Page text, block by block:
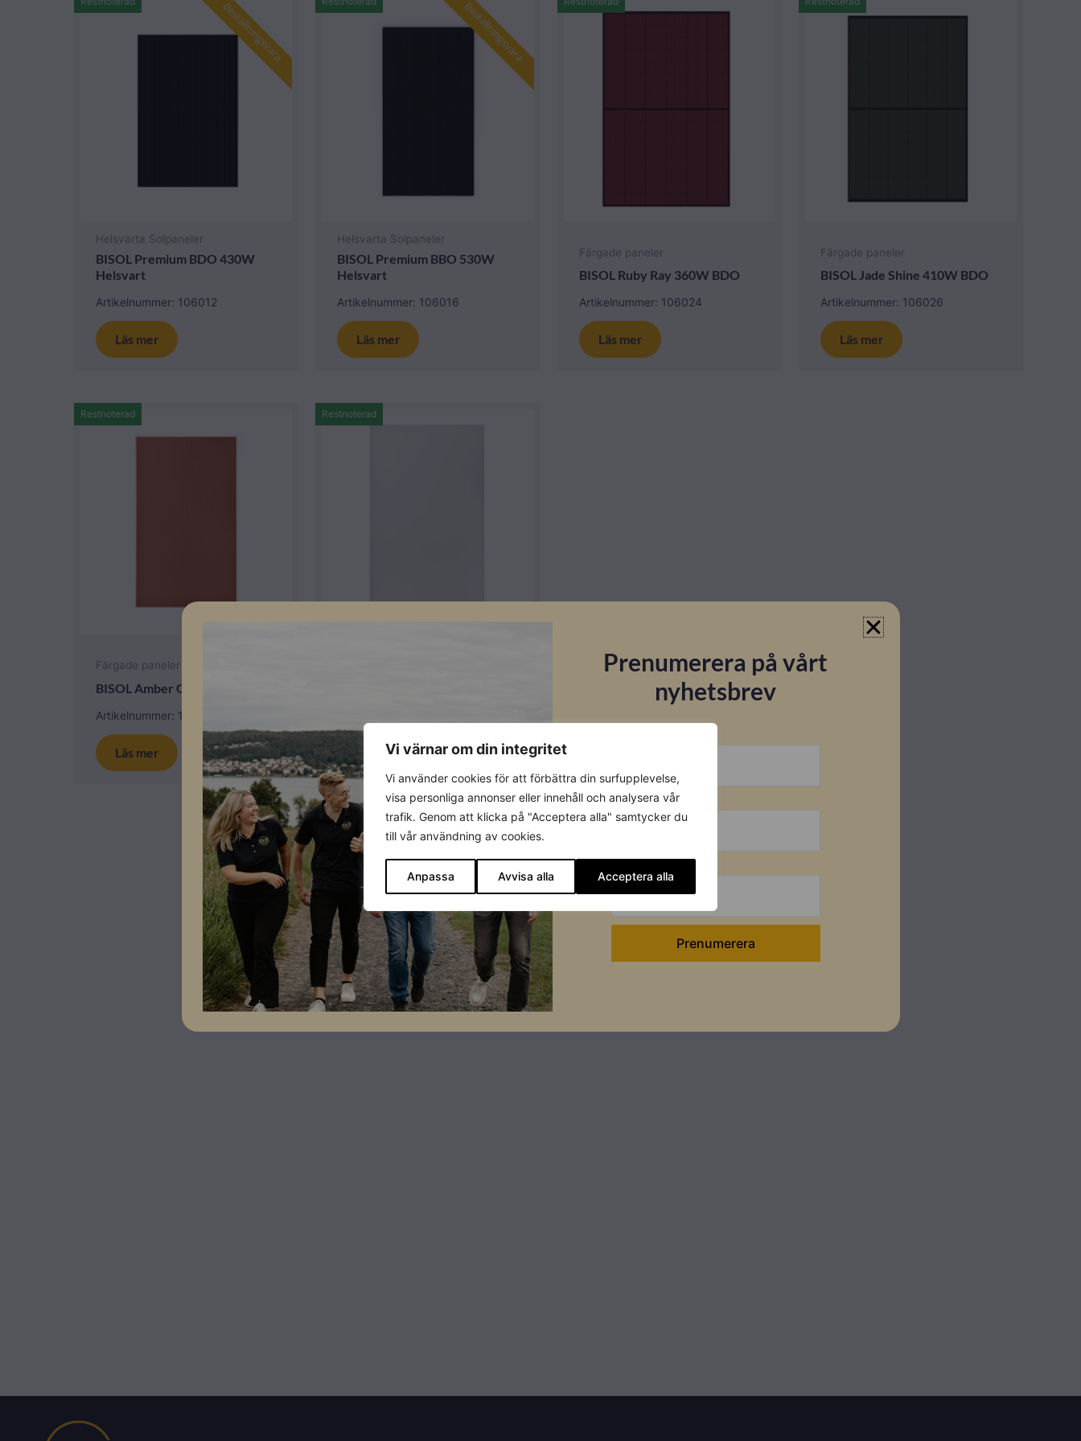
Vi värnar om din integritet
Vi använder cookies för att förbättra din surfupplevelse,
visa personliga annonser eller innehåll och analysera vår
trafik. Genom att klicka på "Acceptera alla" samtycker du
till vår användning av cookies.
Anpassa Avvisa alla Acceptera alla
Beställningsvara
Helsvarta Solpaneler
BISOL Premium BDO 430W
Helsvart
Artikelnummer: 106012
Läs mer
Beställningsvara
Helsvarta Solpaneler
BISOL Premium BBO 530W
Helsvart
Artikelnummer: 106016
Läs mer
Färgade paneler
BISOL Ruby Ray 360W BDO
Artikelnummer: 106024
Läs mer
Färgade paneler
BISOL Jade Shine 410W BDO
Artikelnummer: 106026
Läs mer
Färgade paneler
BISOL Amber Glow 360W BDO
Artikelnummer: 106028
Restnoterad
Läs mer
Restnoterad
Läs mer
Prenumerera på vårt
nyhetsbrev
Förnamn
Efternamn